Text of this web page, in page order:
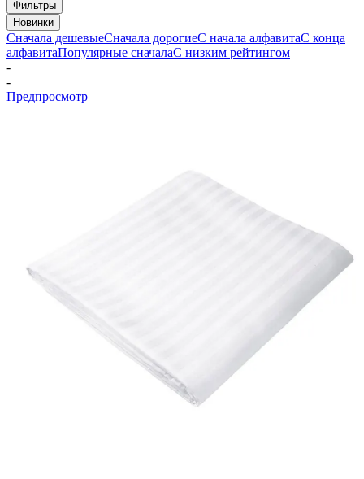
Фильтры
Новинки
Сначала дешевыеСначала дорогиеС начала алфавитаС конца
алфавитаПопулярные сначалаС низким рейтингом
-
-
Предпросмотр